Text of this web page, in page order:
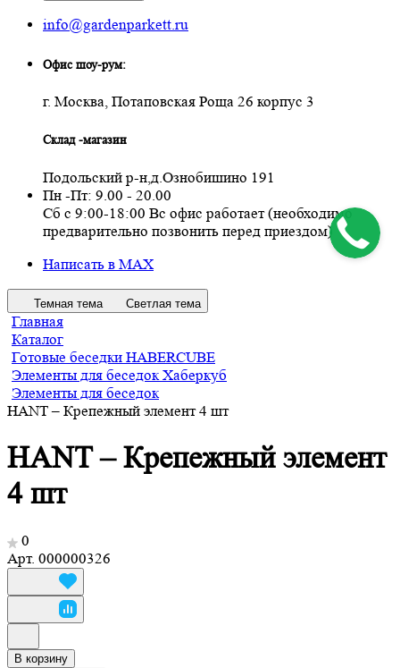
info@gardenparkett.ru
Офис шоу-рум:
г. Москва, Потаповская Роща 26 корпус 3
Склад -магазин
Подольский р-н,д.Ознобишино 191
Пн -Пт: 9.00 - 20.00
Сб с 9:00-18:00 Вс офис работает (необходимо
предварительно позвонить перед приездом)
Написать в MAX
Темная тема Светлая тема
Главная
Каталог
Готовые беседки HABERCUBE
Элементы для беседок Хаберкуб
Элементы для беседок
HANT – Крепежный элемент 4 шт
HANT – Крепежный элемент
4 шт
0
Арт. 000000326
В корзину